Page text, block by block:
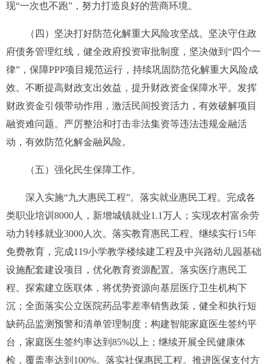
现“一次也不跑”，努力打造良好的营商环境。
（四）坚决打好防范化解重大风险攻坚战。 坚决守住政
府债务管理红线，健全政府投资审批制度，坚决做到“四个一
律”，保障PPP项目规范运行，持续巩固防范化解重大风险成
效。不断提高财政支出效益，提升财政资金保障水平。发挥
财政资金引领带动作用，激活民间投资活力，有效破解项目
融资难问题。严厉整治和打击非法集资等违法违规金融活
动，有效防范化解金融风险。
（五）强化民生保障工作。
深入实施“九大惠民工程”。 落实就业惠民工程。 完成各
类职业培训 8000 人，新增城镇就业1.1万人；实现农村富余劳
动力转移就业3000 人次。落实教育惠民工程。继续实行15年
免费教育，完成119小学教学楼续建工程及中兴路幼儿园基础
设施配套建设项目，优化教育资源配置。落实医疗惠民工
程。探索建立医联体，将优势资源向基层医疗卫生机构下
沉；全面落实公立医院药品零差率销售政策，健全和执行短
缺药品监测预警和清单管理制度；构建智能家庭医生签约平
台，家庭医生签约率达到 85%以上；继续开展全民健康体
检，覆盖率达到 100%。落实社保惠民工程。推进医保支付方